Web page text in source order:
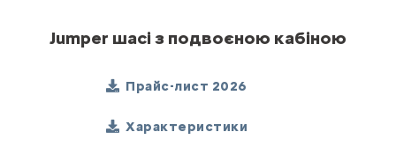
Jumper шасі з подвоєною кабіною
Прайс-лист 2026
Характеристики